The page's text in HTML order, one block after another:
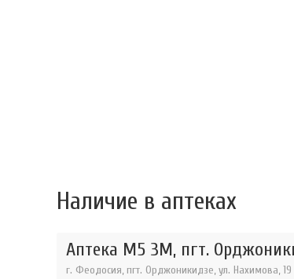
Наличие в аптеках
Аптека М5 3М, пгт.
г. Феодосия, пгт. Орджоникидзе, ул. Нахимова, 19